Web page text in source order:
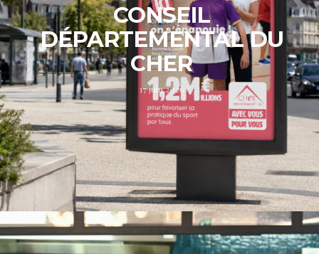
CONSEIL
DÉPARTEMENTAL DU
CHER
17 juin 2026